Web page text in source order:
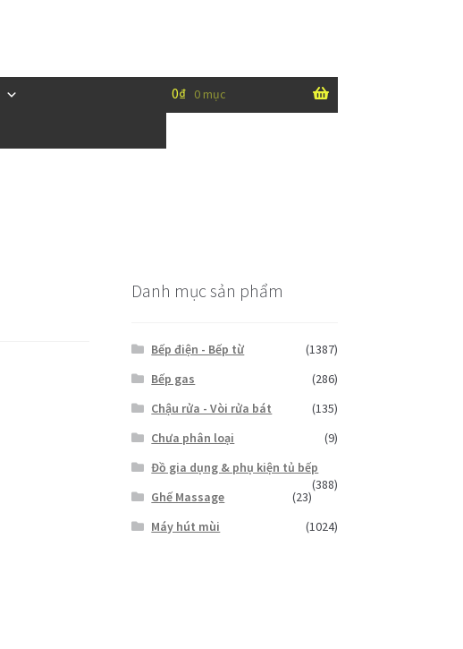
0₫ 0 mục
Danh mục sản phẩm
Bếp điện - Bếp từ
(1387)
Bếp gas
(286)
Chậu rửa - Vòi rửa bát
(135)
Chưa phân loại
(9)
Đồ gia dụng & phụ kiện tủ bếp
(388)
Ghế Massage
(23)
Máy hút mùi
(1024)